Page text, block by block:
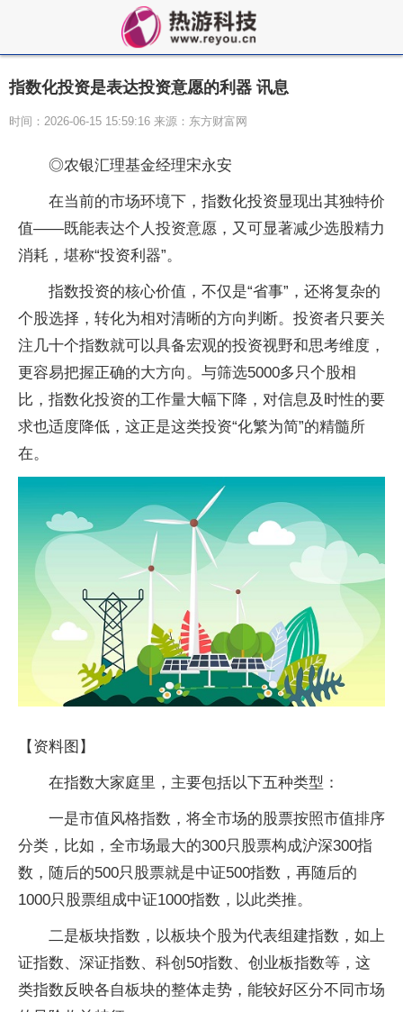
指数化投资是表达投资意愿的利器 讯息
时间：2026-06-15 15:59:16 来源：东方财富网
◎农银汇理基金经理宋永安
在当前的市场环境下，指数化投资显现出其独特价
值——既能表达个人投资意愿，又可显著减少选股精力
消耗，堪称“投资利器”。
指数投资的核心价值，不仅是“省事”，还将复杂的
个股选择，转化为相对清晰的方向判断。投资者只要关
注几十个指数就可以具备宏观的投资视野和思考维度，
更容易把握正确的大方向。与筛选5000多只个股相
比，指数化投资的工作量大幅下降，对信息及时性的要
求也适度降低，这正是这类投资“化繁为简”的精髓所
在。
【资料图】
在指数大家庭里，主要包括以下五种类型：
一是市值风格指数，将全市场的股票按照市值排序
分类，比如，全市场最大的300只股票构成沪深300指
数，随后的500只股票就是中证500指数，再随后的
1000只股票组成中证1000指数，以此类推。
二是板块指数，以板块个股为代表组建指数，如上
证指数、深证指数、科创50指数、创业板指数等，这
类指数反映各自板块的整体走势，能较好区分不同市场